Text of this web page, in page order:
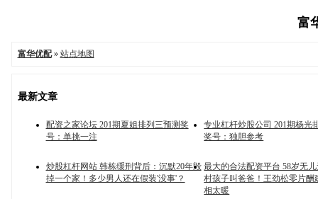
富
富华优配» 站点地图
最新文章
配资之家论坛 201期夏姐排列三预测奖
号：单挑一注
专业杠杆炒股公司 201期杨光
奖号：独胆参考
炒股杠杆网站 韩栋缓刑背后：沉默20年毁
掉一个家！多少男人还在假装'没事'？
最大的合法配资平台 58岁无
村孩子叫爸爸！王劲松零片酬
相太暖